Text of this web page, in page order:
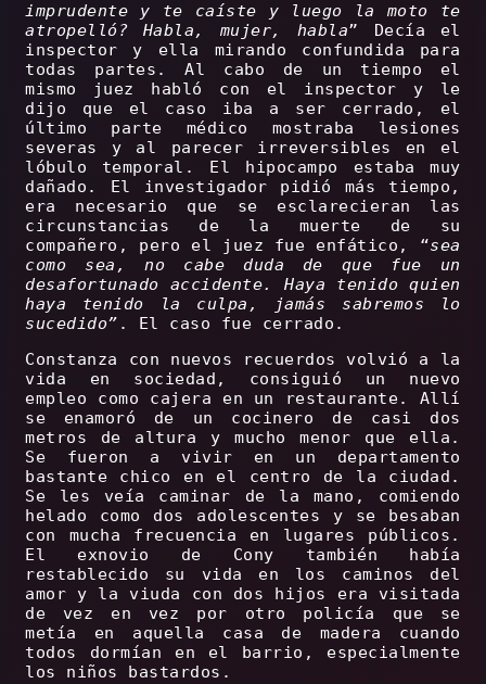
imprudente y te caíste y luego la moto te
atropelló? Habla, mujer, habla” Decía el
inspector y ella mirando confundida para
todas partes. Al cabo de un tiempo el
mismo juez habló con el inspector y le
dijo que el caso iba a ser cerrado, el
último parte médico mostraba lesiones
severas y al parecer irreversibles en el
lóbulo temporal. El hipocampo estaba muy
dañado. El investigador pidió más tiempo,
era necesario que se esclarecieran las
circunstancias de la muerte de su
compañero, pero el juez fue enfático, “sea
como sea, no cabe duda de que fue un
desafortunado accidente. Haya tenido quien
haya tenido la culpa, jamás sabremos lo
sucedido” . El caso fue cerrado.
Constanza con nuevos recuerdos volvió a la
vida en sociedad, consiguió un nuevo
empleo como cajera en un restaurante. Allí
se enamoró de un cocinero de casi dos
metros de altura y mucho menor que ella.
Se fueron a vivir en un departamento
bastante chico en el centro de la ciudad.
Se les veía caminar de la mano, comiendo
helado como dos adolescentes y se besaban
con mucha frecuencia en lugares públicos.
El exnovio de Cony también había
restablecido su vida en los caminos del
amor y la viuda con dos hijos era visitada
de vez en vez por otro policía que se
metía en aquella casa de madera cuando
todos dormían en el barrio, especialmente
los niños bastardos.